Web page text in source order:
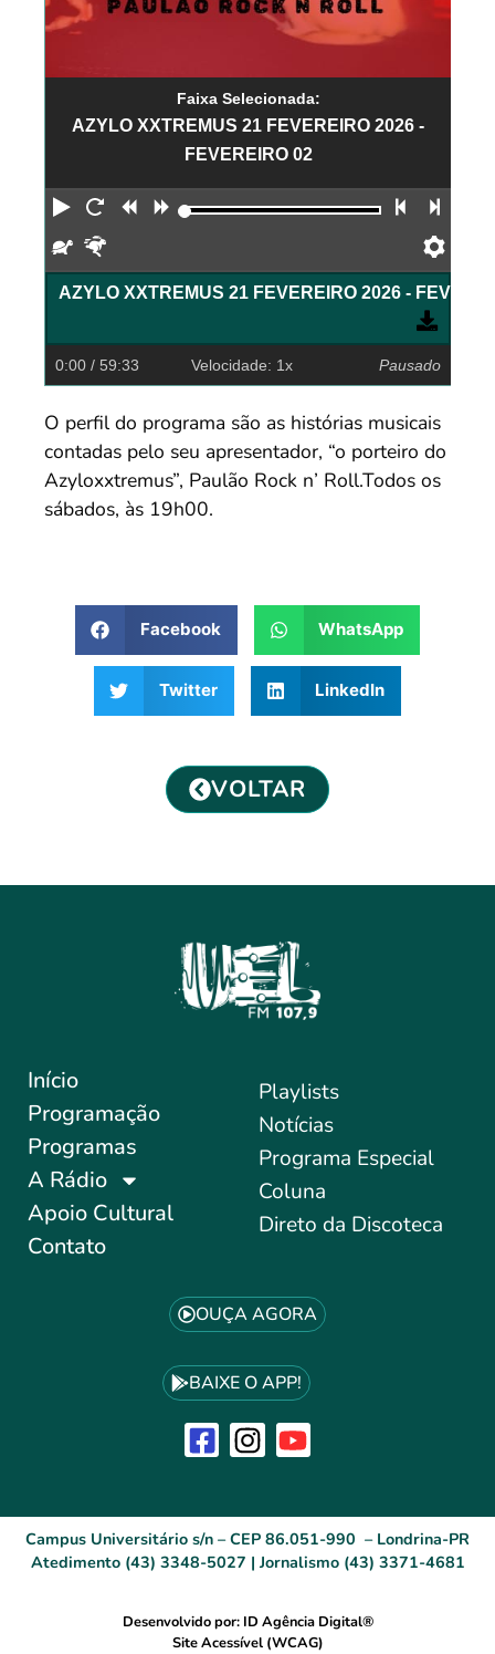
Faixa Selecionada:
AZYLO XXTREMUS 21 FEVEREIRO 2026 -
FEVEREIRO 02
Reproduzir
Reiniciar
Retroceder
Avançar Faixa
Devagar
AZYLO XXTREMUS 21 FEVEREIRO
0:00 / 59:33 Velocidade: 1x Pausado
O perfil do programa são as histórias musicais
contadas pelo seu apresentador, “o porteiro do
Azyloxxtremus”, Paulão Rock n’ Roll.Todos os
sábados, às 19h00.
Facebook WhatsApp
Twitter LinkedIn
VOLTAR
Início
Programação
Programas
A Rádio
Apoio Cultural
Contato
Playlists
Notícias
Programa Especial
Coluna
Direto da Discoteca
OUÇA AGORA
BAIXE O APP!
Campus Universitário s/n – CEP 86.051-990 – Londrina-PR
Atedimento (43) 3348-5027 | Jornalismo (43) 3371-4681
Desenvolvido por: ID Agência Digital®
Site Acessível (WCAG)